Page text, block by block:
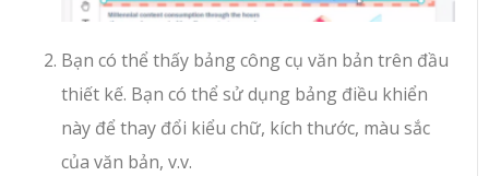
Bạn có thể thấy bảng công cụ văn bản trên đầu
thiết kế. Bạn có thể sử dụng bảng điều khiển
này để thay đổi kiểu chữ, kích thước, màu sắc
của văn bản, v.v.